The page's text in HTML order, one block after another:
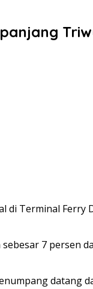
di Terminal
7 persen
datang